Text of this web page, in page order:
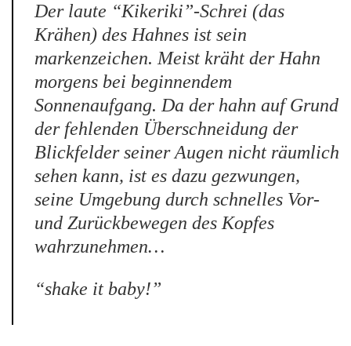
Der laute “Kikeriki”-Schrei (das
Krähen) des Hahnes ist sein
markenzeichen. Meist kräht der Hahn
morgens bei beginnendem
Sonnenaufgang. Da der hahn auf Grund
der fehlenden Überschneidung der
Blickfelder seiner Augen nicht räumlich
sehen kann, ist es dazu gezwungen,
seine Umgebung durch schnelles Vor-
und Zurückbewegen des Kopfes
wahrzunehmen…
“shake it baby!”